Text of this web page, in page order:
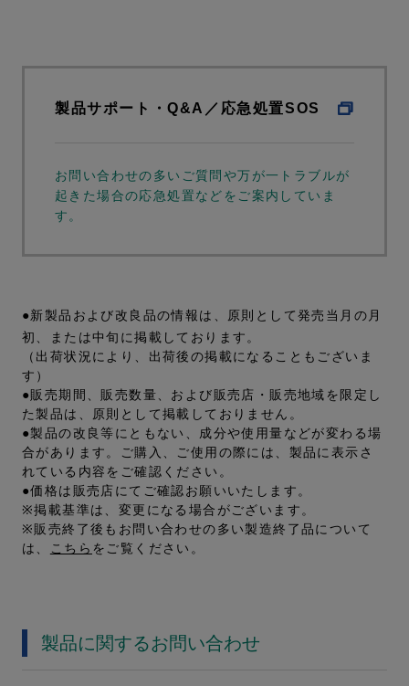
製品サポート・Q&A／応急処置SOS
お問い合わせの多いご質問や万が一トラブルが
起きた場合の応急処置などをご案内していま
す。
●新製品および改良品の情報は、原則として発売当月の月
初、または中旬に掲載しております。
（出荷状況により、出荷後の掲載になることもございま
す）
●販売期間、販売数量、および販売店・販売地域を限定し
た製品は、原則として掲載しておりません。
●製品の改良等にともない、成分や使用量などが変わる場
合があります。ご購入、ご使用の際には、製品に表示さ
れている内容をご確認ください。
●価格は販売店にてご確認お願いいたします。
※掲載基準は、変更になる場合がございます。
※販売終了後もお問い合わせの多い製造終了品について
は、
こちら をご覧ください。
製品に関するお問い合わせ